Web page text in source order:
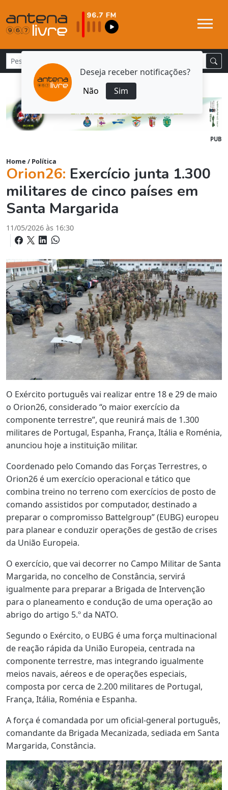
Deseja receber notificações?
Não
Sim
PUB
Home / Política
Orion26: Exercício junta 1.300
militares de cinco países em
Santa Margarida
11/05/2026 às 16:30
O Exército português vai realizar entre 18 e 29 de maio
o Orion26, considerado “o maior exercício da
componente terrestre”, que reunirá mais de 1.300
militares de Portugal, Espanha, França, Itália e Roménia,
anunciou hoje a instituição militar.
Coordenado pelo Comando das Forças Terrestres, o
Orion26 é um exercício operacional e tático que
combina treino no terreno com exercícios de posto de
comando assistidos por computador, destinado a
preparar o compromisso Battelgroup” (EUBG) europeu
para planear e conduzir operações de gestão de crises
da União Europeia.
O exercício, que vai decorrer no Campo Militar de Santa
Margarida, no concelho de Constância, servirá
igualmente para preparar a Brigada de Intervenção
para o planeamento e condução de uma operação ao
abrigo do artigo 5.º da NATO.
Segundo o Exército, o EUBG é uma força multinacional
de reação rápida da União Europeia, centrada na
componente terrestre, mas integrando igualmente
meios navais, aéreos e de operações especiais,
composta por cerca de 2.200 militares de Portugal,
França, Itália, Roménia e Espanha.
A força é comandada por um oficial-general português,
comandante da Brigada Mecanizada, sediada em Santa
Margarida, Constância.